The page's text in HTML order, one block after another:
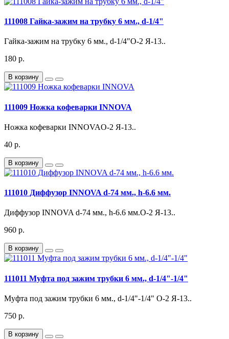
111008 Гайка-зажим на трубку 6 мм., d-1/4"
Гайка-зажим на трубку 6 мм., d-1/4"О-2 Я-13..
180 р.
В корзину
111009 Ножка кофеварки INNOVA
Ножка кофеварки INNOVAО-2 Я-13..
40 р.
В корзину
111010 Диффузор INNOVA d-74 мм., h-6.6 мм.
Диффузор INNOVA d-74 мм., h-6.6 мм.О-2 Я-13..
960 р.
В корзину
111011 Муфта под зажим трубки 6 мм., d-1/4"-1/4"
Муфта под зажим трубки 6 мм., d-1/4"-1/4" О-2 Я-13..
750 р.
В корзину